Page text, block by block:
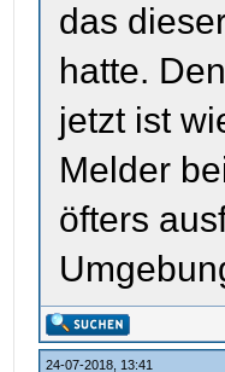
das
hatte.
jetzt ist
Melder
öfters
24-07-2018, 13:41